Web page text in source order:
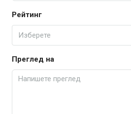
Рейтинг
Изберете
Преглед на